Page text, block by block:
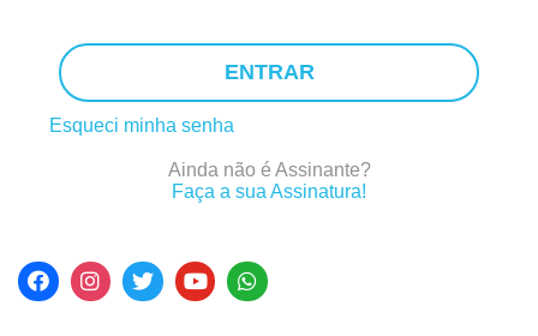
ENTRAR
Esqueci minha senha
Ainda não é Assinante?
Faça a sua Assinatura!